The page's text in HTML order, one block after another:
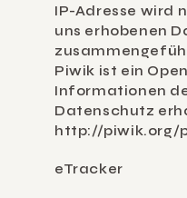
IP-Adresse wird
uns erhobenen
Piwik ist ein
Informationen
Datenschutz
http://piwik.org/
eTracker